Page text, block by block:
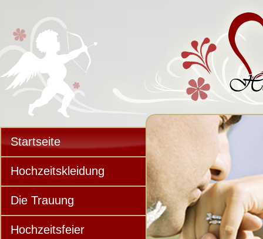
Startseite
Hochzeitskleidung
Die Trauung
Hochzeitsfeier